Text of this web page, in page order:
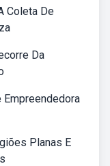
Coleta De
Da
Planas E